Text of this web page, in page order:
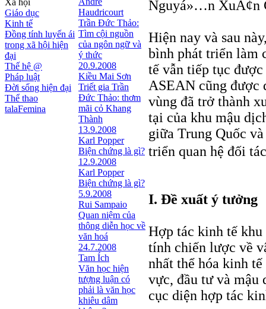
Xã hội
Giáo dục
Kinh tế
Đồng tính luyến ái
trong xã hội hiện
đại
Thế hệ @
Pháp luật
Đời sống hiện đại
Thể thao
talaFemina
Haudricourt
Trần Đức Thảo:
Tìm cội nguồn
của ngôn ngữ và
ý thức
20.9.2008
Kiều Mai Sơn
Triết gia Trần
Ðức Thảo: thơm
mãi cỏ Khang
Thành
13.9.2008
Karl Popper
Biện chứng là gì?
12.9.2008
Karl Popper
Biện chứng là gì?
5.9.2008
Rui Sampaio
Quan niệm của
thông diễn học về
văn hoá
24.7.2008
Tam Ích
Văn học hiện
tượng luận có
phải là văn học
khiêu dâm
Nguyá»…n XuÃ¢n
Hiện nay và sau
bình phát triển làm
tế vẫn tiếp tục
ASEAN cũng được
vùng đã trở thành
tại của khu mậu
giữa Trung Quốc
triển quan hệ đối
I. Đề xuất ý tưởng
Hợp tác kinh tế
tính chiến lược về
nhất thể hóa kinh
vực, đầu tư và mậu
cục diện hợp tác